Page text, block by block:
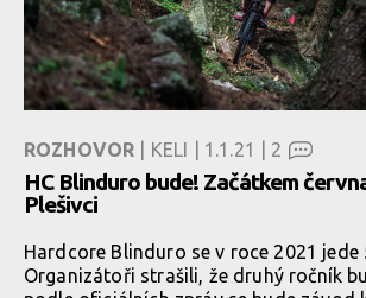
ROZHOVOR | KELI | 1.1.21 | 2
HC Blinduro bude! Začátkem
Plešivci
Hardcore Blinduro se v roce 2021 jede
Organizátoři strašili, že druhý ročník